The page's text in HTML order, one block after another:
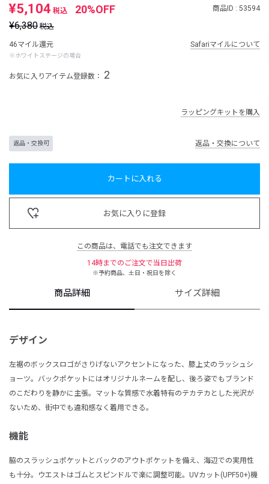
¥5,104 税込 20%OFF 商品ID : 53594
¥6,380 税込
46マイル還元
※ホワイトステージの場合
Safariマイルについて
お気に入りアイテム登録数： 2
ラッピングキットを購入
返品・交換可 返品・交換について
カートに入れる
お気に入りに登録
この商品は、電話でも注文できます
14時までのご注文で当日出荷
※予約商品、土日・祝日を除く
商品詳細 サイズ詳細
デザイン
左裾のボックスロゴがさりげないアクセントになった、膝上丈のラッシュシ
ョーツ。バックポケットにはオリジナルネームを配し、後ろ姿でもブランド
のこだわりを静かに主張。マットな質感で水着特有のテカテカとした光沢が
ないため、街中でも違和感なく着用できる。
機能
脇のスラッシュポケットとバックのアウトポケットを備え、海辺での実用性
も十分。ウエストはゴムとスピンドルで楽に調整可能。UVカット(UPF50+)機